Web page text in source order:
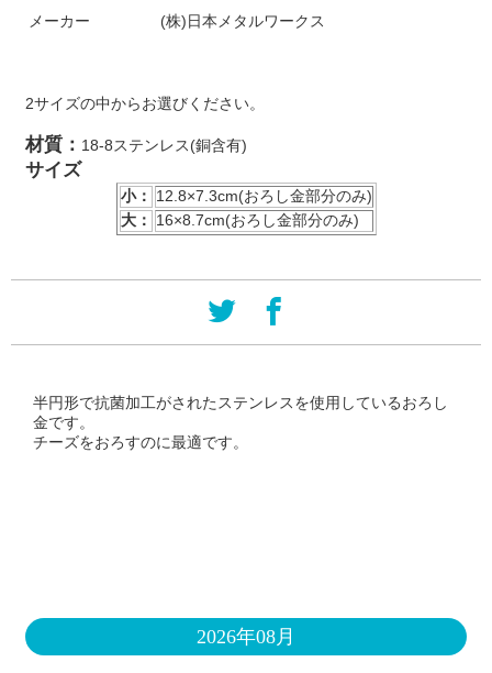
メーカー (株)日本メタルワークス
2サイズの中からお選びください。
材質： 18-8ステンレス(銅含有)
サイズ
小：
12.8×7.3cm(おろし金部分のみ)
大：
16×8.7cm(おろし金部分のみ)
半円形で抗菌加工がされたステンレスを使用しているおろし
金です。
チーズをおろすのに最適です。
2026年08月